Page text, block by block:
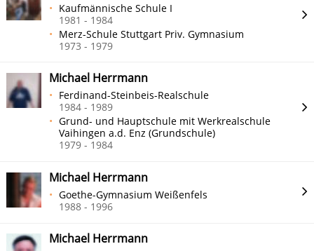
Kaufmännische Schule I
1981 - 1984
Merz-Schule Stuttgart Priv. Gymnasium
1973 - 1979
Michael Herrmann
Ferdinand-Steinbeis-Realschule
1984 - 1989
Grund- und Hauptschule mit Werkrealschule
Vaihingen a.d. Enz (Grundschule)
1979 - 1984
Michael Herrmann
Goethe-Gymnasium Weißenfels
1988 - 1996
Michael Herrmann